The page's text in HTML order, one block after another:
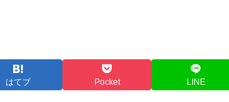
はてブ Pocket LINE